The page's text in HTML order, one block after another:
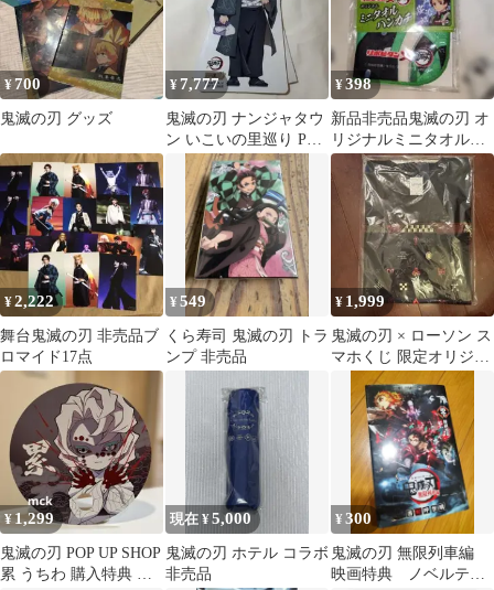
¥700
鬼滅の刃 グッズ
¥7,777
鬼滅の刃 ナンジャタウ
ン いこいの里巡り POP
スタンド 不死川 実
弥 非売品
¥398
新品非売品鬼滅の刃 オ
リジナルミニタオルハ
ンカチ 2種セット
¥2,222
舞台鬼滅の刃 非売品ブ
ロマイド17点
¥549
くら寿司 鬼滅の刃 トラ
ンプ 非売品
¥ 1,999
鬼滅の刃 × ローソン ス
マホくじ 限定オリジナ
ルTシャツ
¥1,299
鬼滅の刃 POP UP SHOP
累 うちわ 購入特典 非
現在 ¥5,000
鬼滅の刃 ホテル コラボ
非売品
¥300
鬼滅の刃 無限列車編
映画特典 ノベルテ